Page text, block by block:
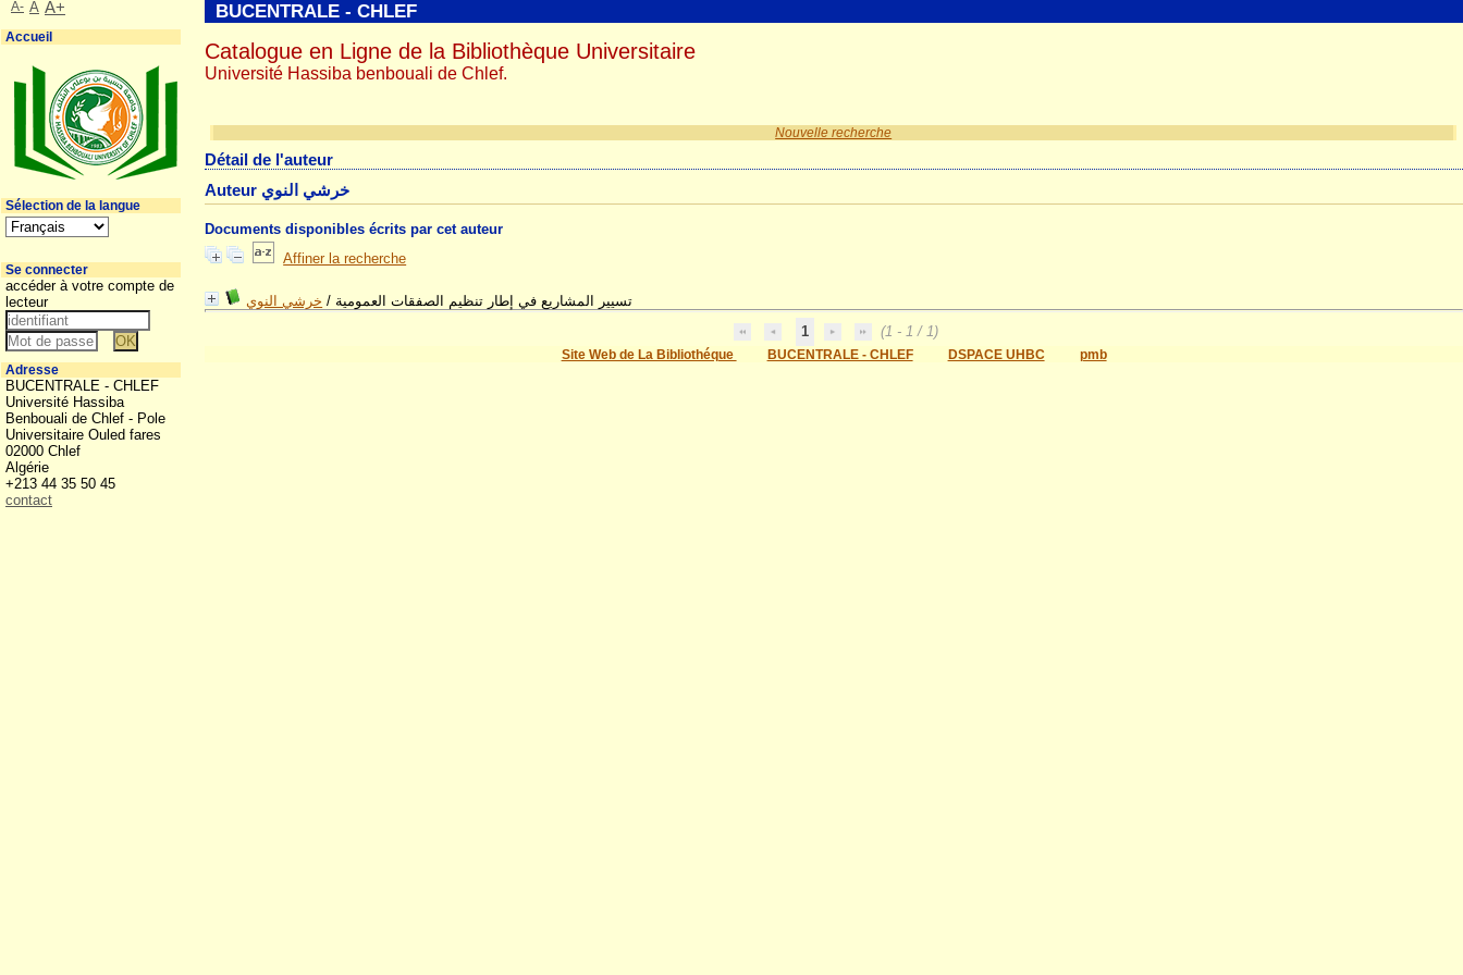
Nouvelle recherche
Détail de l'auteur
Auteur خرشي النوي
Documents disponibles écrits par cet auteur
Affiner la recherche
تسيير المشاريع في إطار تنظيم الصفقات العمومية / خرشي النوي
1
(1 - 1 / 1)
Site Web de La Bibliothéque BUCENTRALE - CHLEF DSPACE UHBC pmb
BUCENTRALE - CHLEF
Catalogue en Ligne de la Bibliothèque Universitaire
Université Hassiba benbouali de Chlef.
A- A A+
Accueil
Sélection de la langue
Se connecter
accéder à votre compte de
lecteur
Adresse
BUCENTRALE - CHLEF
Université Hassiba
Benbouali de Chlef - Pole
Universitaire Ouled fares
02000 Chlef
Algérie
+213 44 35 50 45
contact